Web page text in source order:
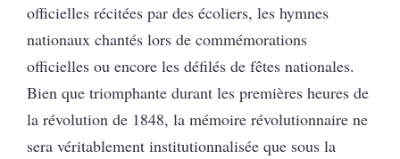
officielles récitées par des écoliers, les hymnes
nationaux chantés lors de commémorations
officielles ou encore les défilés de fêtes nationales.
Bien que triomphante durant les premières heures de
la révolution de 1848, la mémoire révolutionnaire ne
sera véritablement institutionnalisée que sous la